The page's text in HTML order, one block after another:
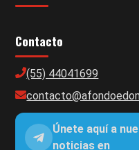
Contacto
(55) 44041699
Únete aquí a
noticias en